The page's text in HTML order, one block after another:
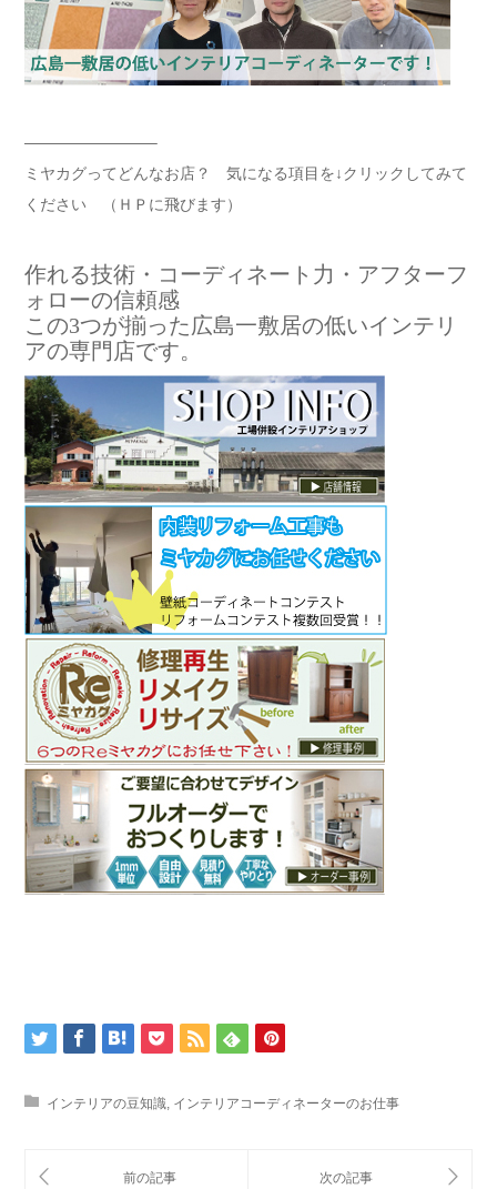
————————–
ミヤカグってどんなお店？ 気になる項目を↓クリックしてみて
ください （ＨＰに飛びます）
作れる技術・コーディネート力・アフターフ
ォローの信頼感
この3つが揃った広島一敷居の低いインテリ
アの専門店です。
インテリアの豆知識, インテリアコーディネーターのお仕事